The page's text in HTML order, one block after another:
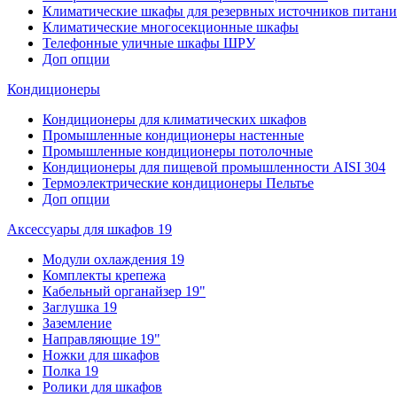
Климатические шкафы для резервных источников
Климатические многосекционные шкафы
Телефонные уличные шкафы ШРУ
Доп опции
Кондиционеры
Кондиционеры для климатических шкафов
Промышленные кондиционеры настенные
Промышленные кондиционеры потолочные
Кондиционеры для пищевой промышленности AISI 304
Термоэлектрические кондиционеры Пельтье
Доп опции
Аксессуары для шкафов 19
Модули охлаждения 19
Комплекты крепежа
Кабельный органайзер 19"
Заглушка 19
Заземление
Направляющие 19"
Ножки для шкафов
Полка 19
Ролики для шкафов